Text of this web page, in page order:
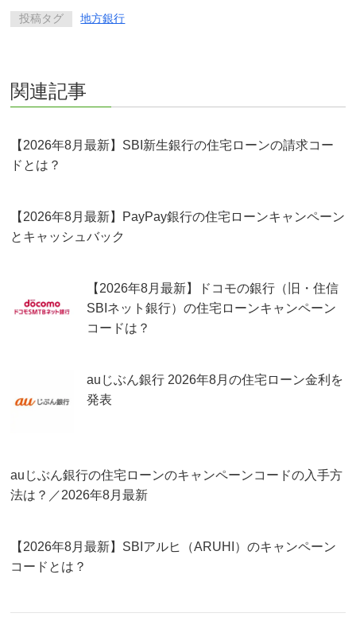
投稿タグ 地方銀行
関連記事
【2026年8月最新】SBI新生銀行の住宅ローンの請求コー
ドとは？
【2026年8月最新】PayPay銀行の住宅ローンキャンペーン
とキャッシュバック
【2026年8月最新】ドコモの銀行（旧・住信
SBIネット銀行）の住宅ローンキャンペーン
コードは？
auじぶん銀行 2026年8月の住宅ローン金利を
発表
auじぶん銀行の住宅ローンのキャンペーンコードの入手方
法は？／2026年8月最新
【2026年8月最新】SBIアルヒ（ARUHI）のキャンペーン
コードとは？